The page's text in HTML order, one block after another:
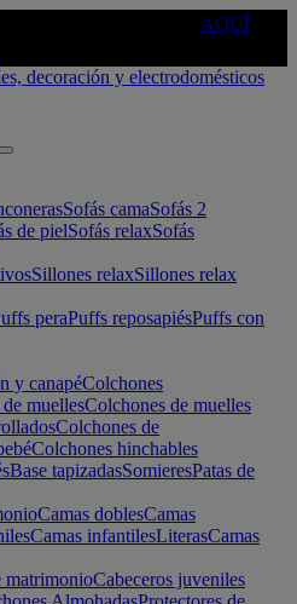
AQUÍ
Sofás camaSofás 2
de pielSofás relaxSofás
Sillones relaxSillones relax
peraPuffs reposapiésPuffs con
y canapéColchones
muellesColchones de muelles
Colchones de
Colchones hinchables
Base tapizadasSomieresPatas de
Camas doblesCamas
Camas infantilesLiterasCamas
matrimonioCabeceros juveniles